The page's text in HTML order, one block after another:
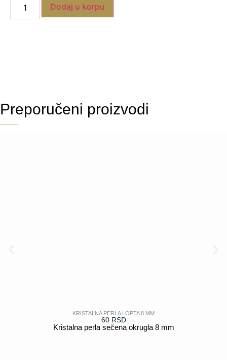
Dodaj u korpu
Preporučeni proizvodi
KRISTALNA PERLA LOPTA 8 MM
60 RSD
Kristalna perla sečena okrugla 8 mm